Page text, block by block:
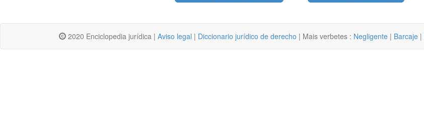
2020 Enciclopedia jurídica | Aviso legal | Diccionario jurídico de derecho | Mais verbetes : Negligente | Barcaje |